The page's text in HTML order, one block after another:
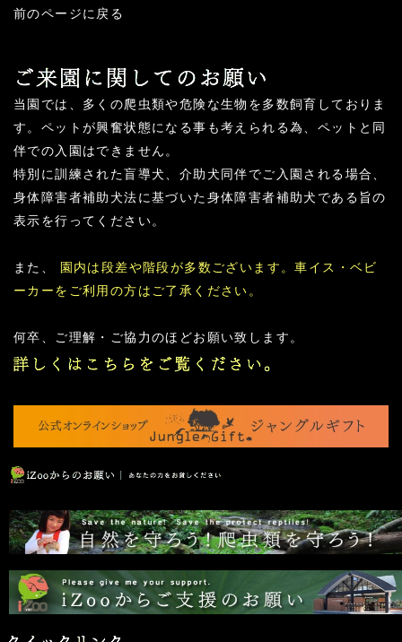
前のページに戻る
当園では、多くの爬虫類や危険な生物を多数飼育しておりま
す。ペットが興奮状態になる事も考えられる為、ペットと同
伴での入園はできません。
特別に訓練された盲導犬、介助犬同伴でご入園される場合、
身体障害者補助犬法に基づいた身体障害者補助犬である旨の
表示を行ってください。
また、
園内は段差や階段が多数ございます。車イス・ベビ
ーカーをご利用の方はご了承ください。
何卒、ご理解・ご協力のほどお願い致します。